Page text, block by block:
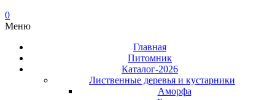
0
Меню
Главная
Питомник
Каталог-2026
Лиственные деревья и кустарники
Аморфа